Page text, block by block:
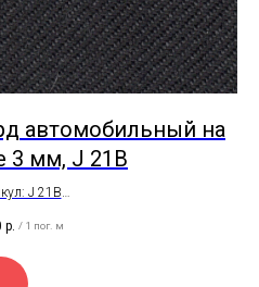
автомобильный на
3 мм, J 21B
J 21B
- 4мм
р. / 1 пог. м